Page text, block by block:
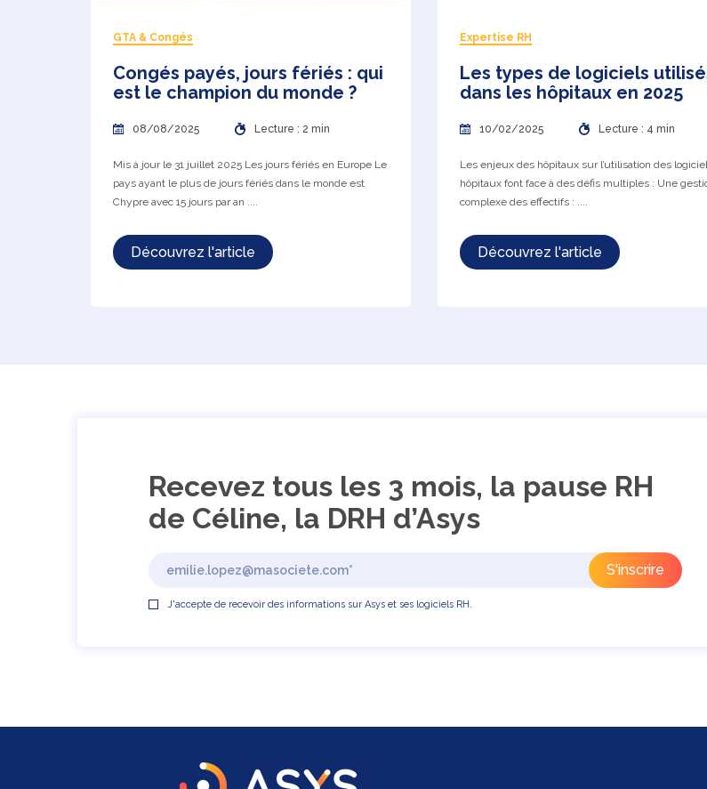
GTA & Congés
Congés payés, jours fériés : qui
est le champion du monde ?
08/08/2025 Lecture : 2 min
Mis à jour le 31 juillet 2025 Les jours fériés en Europe Le
pays ayant le plus de jours fériés dans le monde est
Chypre avec 15 jours par an ....
Découvrez l'article
Expertise RH
Les types de logiciels
dans les hôpitaux en 2025
10/02/2025 Lecture : 4 min
Les enjeux des hôpitaux sur l’utilisation des
hôpitaux font face à des défis multiples : Une
complexe des effectifs : ....
Découvrez l'article
Recevez tous les 3 mois, la pause RH
de Céline, la DRH d’Asys
J'accepte de recevoir des informations sur Asys et ses logiciels RH.